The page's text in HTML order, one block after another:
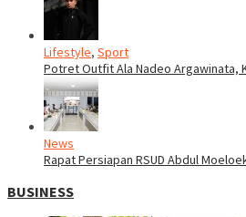
Lifestyle, Sport
Potret Outfit Ala Nadeo Argawinata,
News
Rapat Persiapan RSUD Abdul
BUSINESS